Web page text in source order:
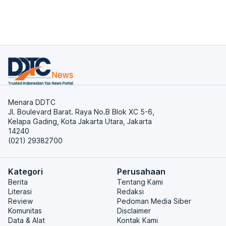
Menara DDTC
Jl. Boulevard Barat. Raya No.B Blok XC 5-6,
Kelapa Gading, Kota Jakarta Utara, Jakarta
14240
(021) 29382700
Kategori
Berita
Literasi
Review
Komunitas
Data & Alat
Perusahaan
Tentang Kami
Redaksi
Pedoman Media Siber
Disclaimer
Kontak Kami